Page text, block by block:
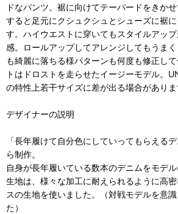
ドなパンツ。裾に向けてテーパードをきか
すると足元にクシュクシュとシューズに裾
す。ハイウエストに穿いてもスタイルアッ
感。ロールアップしてアレンジしてもうま
も綺麗に落ちる様パターンも何度も修正し
トはドロストを走らせたイージーモデル。
の特性上若干サイズに差が出る場合がありま
デザイナーの説明
「長年履けて自分色にしていってもらえる
ら制作。
自身が長年履いている数本のデニムをモデル
生地は、様々な加工に耐えられるように高
スの生地を使いました。（対戦モデルを意
た）